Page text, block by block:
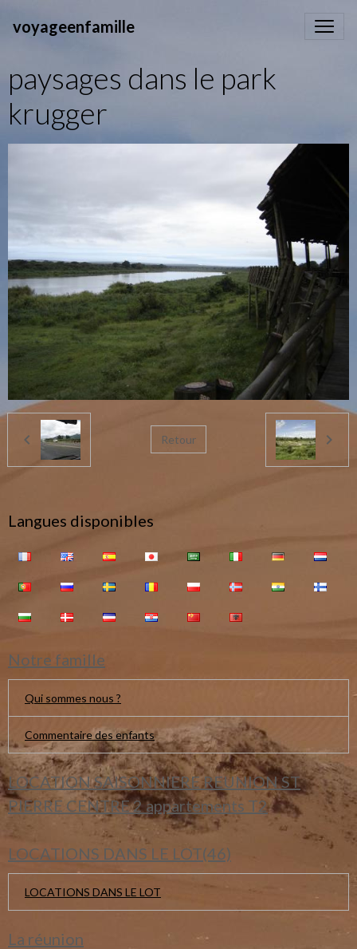
voyageenfamille
paysages dans le park
krugger
Retour
Langues disponibles
Notre famille
Qui sommes nous ?
Commentaire des enfants
LOCATION SAISONNIERE REUNION ST
PIERRE CENTRE 2 appartements T2
LOCATIONS DANS LE LOT(46)
LOCATIONS DANS LE LOT
La réunion